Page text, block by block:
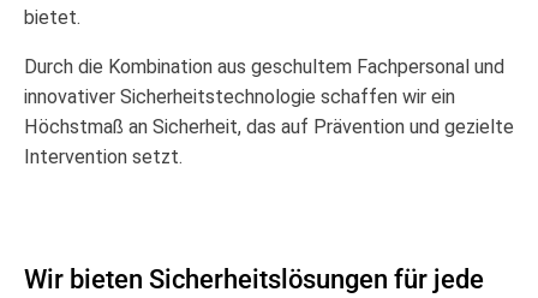
bietet.
Durch die Kombination aus geschultem Fachpersonal und
innovativer Sicherheits­technologie schaffen wir ein
Höchstmaß an Sicherheit, das auf Prävention und gezielte
Intervention setzt.
Wir bieten Sicherheitslösungen für jede